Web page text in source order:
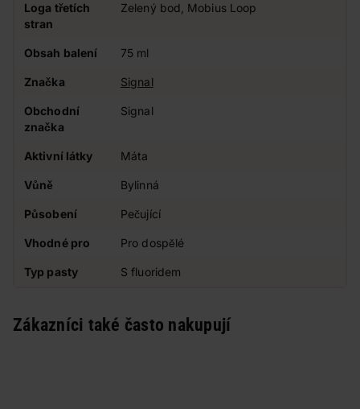
Loga třetích
stran
Zelený bod, Mobius Loop
Obsah balení 75 ml
Značka Signal
Obchodní
značka
Signal
Aktivní látky Máta
Vůně Bylinná
Působení Pečující
Vhodné pro Pro dospělé
Typ pasty S fluoridem
Zákazníci také často nakupují